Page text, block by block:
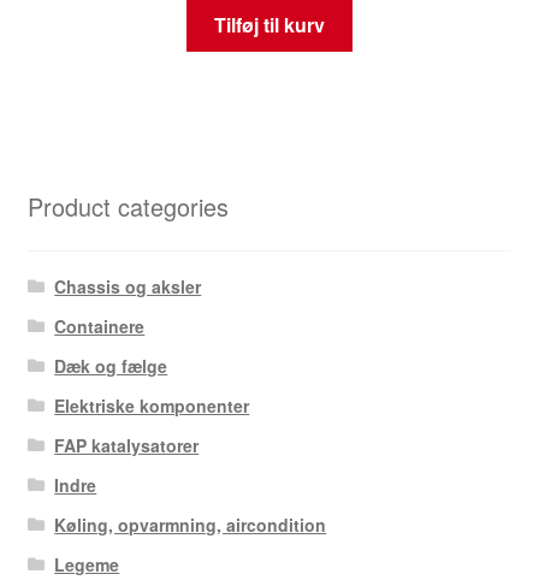
Tilføj til kurv
Product categories
Chassis og aksler
Containere
Dæk og fælge
Elektriske komponenter
FAP katalysatorer
Indre
Køling, opvarmning, aircondition
Legeme